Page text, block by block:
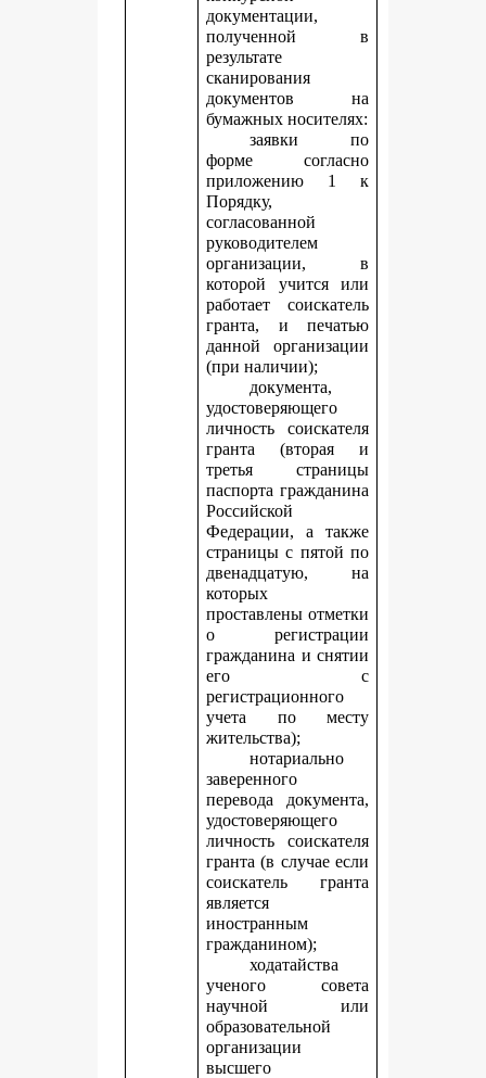
документации,
полученной в
результате
сканирования
документов на
бумажных носителях:
заявки по
форме согласно
приложению 1 к
Порядку,
согласованной
руководителем
организации, в
которой учится или
работает соискатель
гранта, и печатью
данной организации
(при наличии);
документа,
удостоверяющего
личность соискателя
гранта (вторая и
третья страницы
паспорта гражданина
Российской
Федерации, а также
страницы с пятой по
двенадцатую, на
которых
проставлены отметки
о регистрации
гражданина и снятии
его с
регистрационного
учета по месту
жительства);
нотариально
заверенного
перевода документа,
удостоверяющего
личность соискателя
гранта (в случае если
соискатель гранта
является
иностранным
гражданином);
ходатайства
ученого совета
научной или
образовательной
организации
высшего